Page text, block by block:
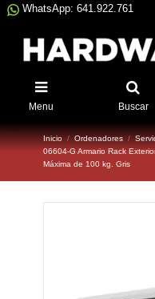
WhatsApp: 641.922.761
Menu Buscar
Inicio Ordenadores
06604-G Armario Rack
Máxima de 100 kg. Gris